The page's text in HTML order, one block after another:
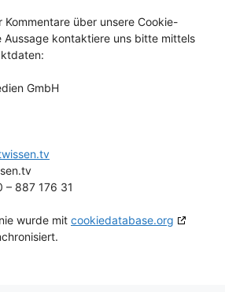
Kommentare über unsere Cookie-
Aussage kontaktiere uns bitte mittels
GmbH
– 887 176 31
wurde mit cookiedatabase.org